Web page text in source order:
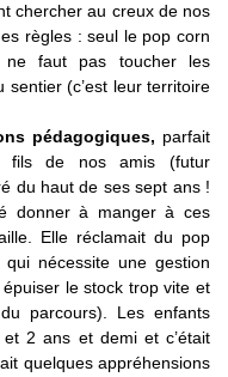
chercher au creux de nos
règles : seul le pop corn
faut pas toucher les
sentier (c’est leur territoire
pédagogiques, parfait
fils de nos amis (futur
du haut de ses sept ans !
donner à manger à ces
Elle réclamait du pop
nécessite une gestion
le stock trop vite et
parcours). Les enfants
2 ans et demi et c’était
quelques appréhensions